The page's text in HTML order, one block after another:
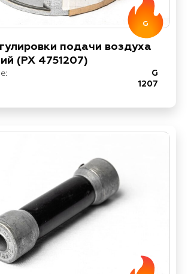
G
подачи воздуха
(РХ 4751207)
G
1207